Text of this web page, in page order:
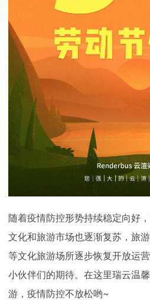
随着疫情防控形势持续稳定向好
文化和旅游市场也逐渐复苏，旅
等文化旅游场所逐步恢复开放运
小伙伴们的期待。在这里瑞云温
游，疫情防控不放松哟~